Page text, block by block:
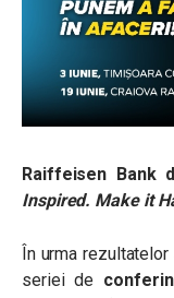
Raiffeisen
Inspired. Make it
În urma
seriei de